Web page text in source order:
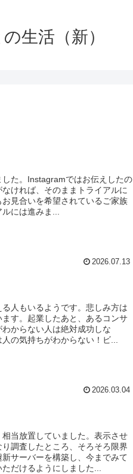
生活（新）
た。Instagramではお伝えしたの
ければ、そのままトライアルに
見合いを希望されているご家族
には進みま...
2026.07.13
人もいるようです。悲しみ方は
す。起業したあと、あるコンサ
からない人は絶対成功しな
の気持ちがわからない！ビ...
2026.03.04
当放置していました。表示させ
調査したところ、そろそろ限界
サーバーを構築し、今までみて
だけるようにしました...